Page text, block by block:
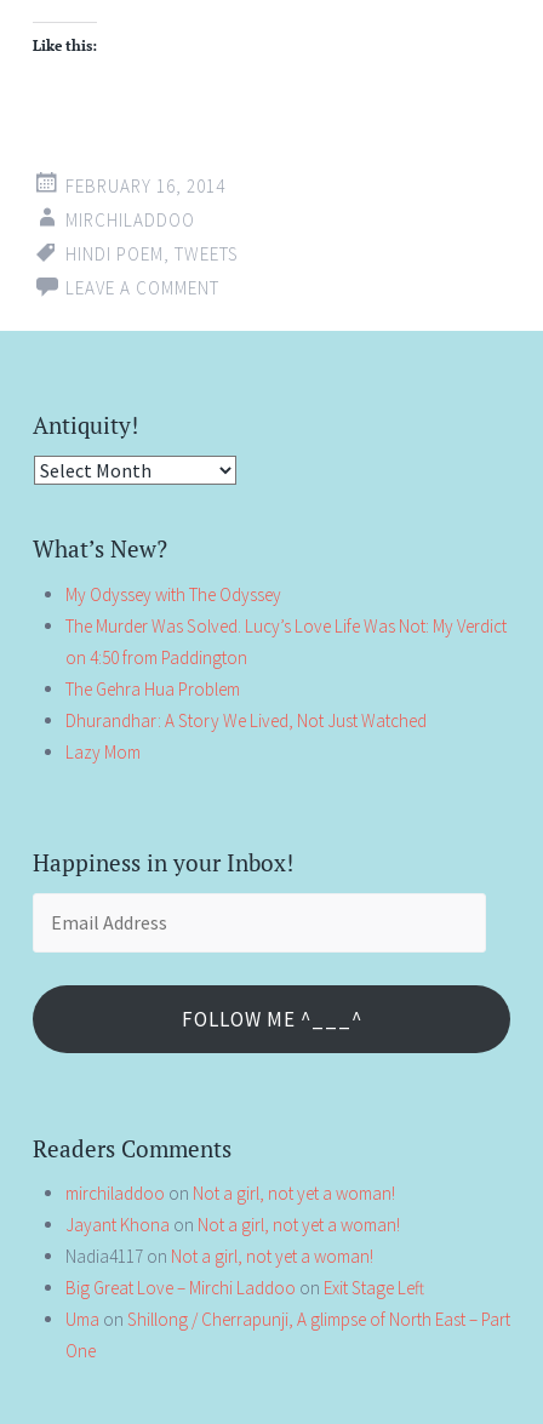
Like this:
FEBRUARY 16, 2014
MIRCHILADDOO
HINDI POEM TWEETS
LEAVE A COMMENT
Antiquity!
Antiquity!
What’s New?
My Odyssey with The Odyssey
The Murder Was Solved. Lucy’s Love Life Was Not: My Verdict
on 4:50 from Paddington
The Gehra Hua Problem
Dhurandhar: A Story We Lived, Not Just Watched
Lazy Mom
Happiness in your Inbox!
FOLLOW ME ^___^
Readers Comments
mirchiladdoo on Not a girl, not yet a woman!
Jayant Khona on Not a girl, not yet a woman!
Nadia4117 on Not a girl, not yet a woman!
Big Great Love – Mirchi Laddoo on Exit Stage Left
Uma on Shillong / Cherrapunji, A glimpse of North East – Part
One